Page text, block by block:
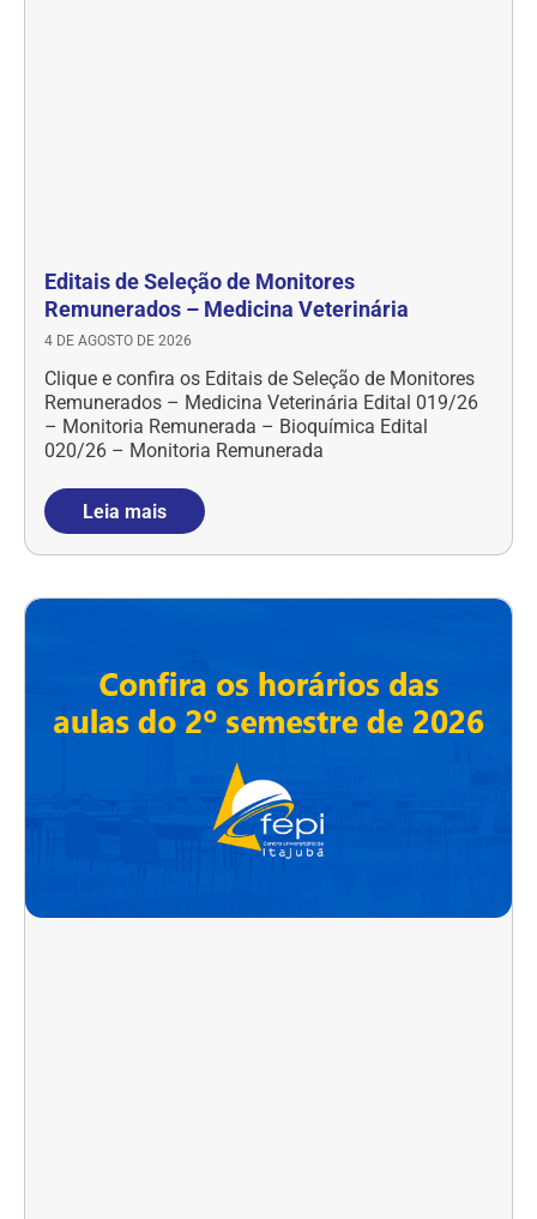
Editais de Seleção de Monitores
Remunerados – Medicina Veterinária
4 DE AGOSTO DE 2026
Clique e confira os Editais de Seleção de Monitores
Remunerados – Medicina Veterinária Edital 019/26
– Monitoria Remunerada – Bioquímica Edital
020/26 – Monitoria Remunerada
Leia mais